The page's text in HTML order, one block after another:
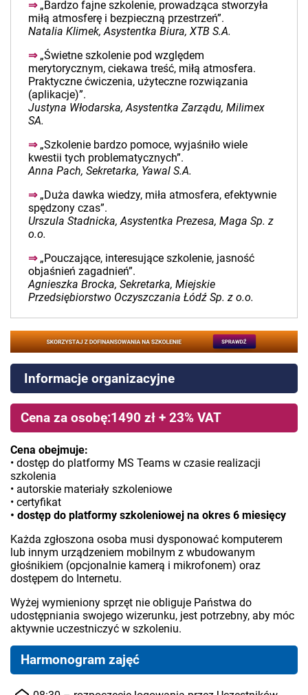
⇒„Bardzo fajne szkolenie, prowadząca stworzyła
miłą atmosferę i bezpieczną przestrzeń”.
Natalia Klimek, Asystentka Biura, XTB S.A.
⇒„Świetne szkolenie pod względem
merytorycznym, ciekawa treść, miłą atmosfera.
Praktyczne ćwiczenia, użyteczne rozwiązania
(aplikacje)”.
Justyna Włodarska, Asystentka Zarządu, Milimex
SA.
⇒„Szkolenie bardzo pomoce, wyjaśniło wiele
kwestii tych problematycznych”.
Anna Pach, Sekretarka, Yawal S.A.
⇒„Duża dawka wiedzy, miła atmosfera, efektywnie
spędzony czas”.
Urszula Stadnicka, Asystentka Prezesa, Maga Sp. z
o.o.
⇒„Pouczające, interesujące szkolenie, jasność
objaśnień zagadnień”.
Agnieszka Brocka, Sekretarka, Miejskie
Przedsiębiorstwo Oczyszczania Łódź Sp. z o.o.
Informacje organizacyjne
Cena za osobę:1490 zł + 23% VAT
Cena obejmuje:
• dostęp do platformy MS Teams w czasie realizacji
szkolenia
• autorskie materiały szkoleniowe
• certyfikat
• dostęp do platformy szkoleniowej na okres 6 miesięcy
Każda zgłoszona osoba musi dysponować komputerem
lub innym urządzeniem mobilnym z wbudowanym
głośnikiem (opcjonalnie kamerą i mikrofonem) oraz
dostępem do Internetu.
Wyżej wymieniony sprzęt nie obliguje Państwa do
udostępniania swojego wizerunku, jest potrzebny, aby móc
aktywnie uczestniczyć w szkoleniu.
Harmonogram zajęć